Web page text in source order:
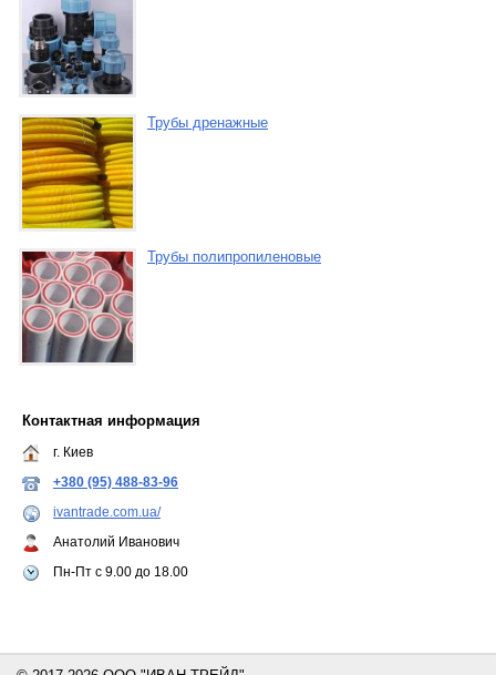
Трубы дренажные
Трубы полипропиленовые
Контактная информация
г. Киев
+380 (95) 488-83-96
ivantrade.com.ua/
Анатолий Иванович
Пн-Пт с 9.00 до 18.00